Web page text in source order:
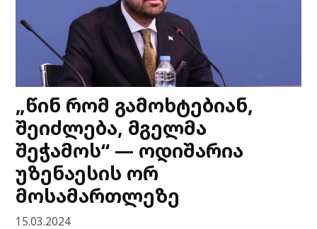
„წინ რომ გამოხტებიან,
შეიძლება, მგელმა
შეჭამოს“ — ოდიშარია
უზენაესის ორ
მოსამართლეზე
15.03.2024